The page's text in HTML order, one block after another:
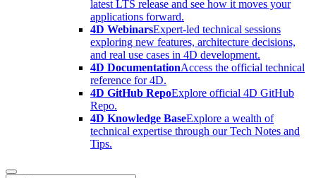
latest LTS release and see how it moves your
applications forward.
4D WebinarsExpert-led technical sessions
exploring new features, architecture decisions,
and real use cases in 4D development.
4D DocumentationAccess the official technical
reference for 4D.
4D GitHub RepoExplore official 4D GitHub
Repo.
4D Knowledge BaseExplore a wealth of
technical expertise through our Tech Notes and
Tips.